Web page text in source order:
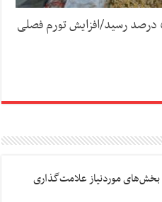
تورم نقطه‌به‌نقطه خدمات به ۵۸ درصد رسید/افزایش تورم فصلی
بخش‌های موردنیاز علامت‌گذاری